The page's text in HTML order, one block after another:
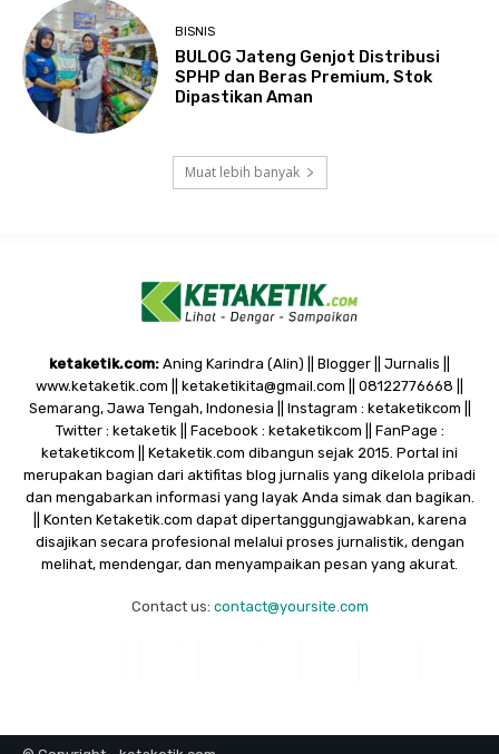
BISNIS
BULOG Jateng Genjot Distribusi
SPHP dan Beras Premium, Stok
Dipastikan Aman
Muat lebih banyak
ketaketik.com: Aning Karindra (Alin) || Blogger || Jurnalis ||
www.ketaketik.com || ketaketikita@gmail.com || 08122776668 ||
Semarang, Jawa Tengah, Indonesia || Instagram : ketaketikcom ||
Twitter : ketaketik || Facebook : ketaketikcom || FanPage :
ketaketikcom || Ketaketik.com dibangun sejak 2015. Portal ini
merupakan bagian dari aktifitas blog jurnalis yang dikelola pribadi
dan mengabarkan informasi yang layak Anda simak dan bagikan.
|| Konten Ketaketik.com dapat dipertanggungjawabkan, karena
disajikan secara profesional melalui proses jurnalistik, dengan
melihat, mendengar, dan menyampaikan pesan yang akurat.
Contact us: contact@yoursite.com